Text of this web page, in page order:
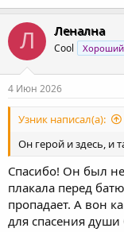
Л Ленална
Cool Хороший
4 Июн 2026
Узник написал(а):
Он герой и здесь, и
Спасибо! Он был
плакала перед
пропадает. А вон
для спасения